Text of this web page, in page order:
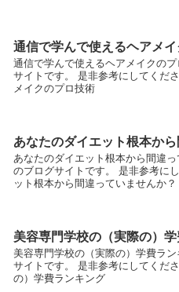
通信で学んで使えるヘアメ
通信で学んで使えるヘアメイクの
サイトです。 是非参考にしてくだ
メイクのプロ技術
あなたのダイエット根本か
あなたのダイエット根本から間違
のブログサイトです。 是非参考に
ット根本から間違っていませんか？
美容専門学校の（実際の）
美容専門学校の（実際の）学費ラ
サイトです。 是非参考にしてくだ
の）学費ランキング